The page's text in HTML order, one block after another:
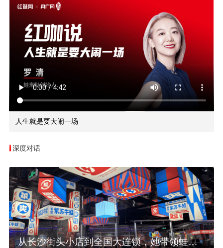
人生就是要大闹一场
深度对话
从长沙街头小店到全国大连锁，她带领蛙来哒穿越周期